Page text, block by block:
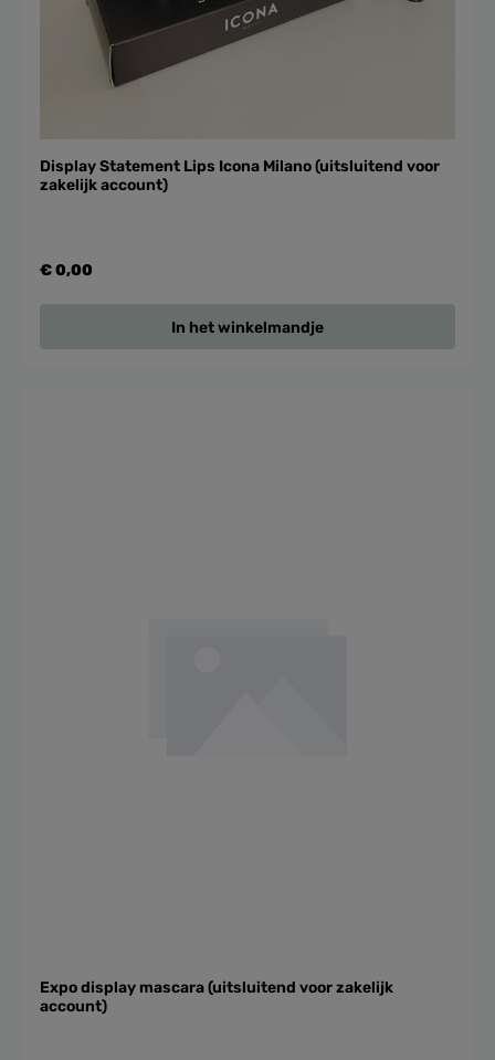
Display Statement Lips Icona Milano (uitsluitend voor
zakelijk account)
€ 0,00
In het winkelmandje
Expo display mascara (uitsluitend voor zakelijk
account)